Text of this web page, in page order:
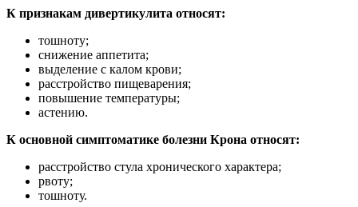
К признакам дивертикулита относят:
тошноту;
снижение аппетита;
выделение с калом крови;
расстройство пищеварения;
повышение температуры;
астению.
К основной симптоматике болезни Крона относят:
расстройство стула хронического характера;
рвоту;
тошноту.